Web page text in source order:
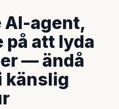
AI-agent,
på att lyda
— ändå
känslig